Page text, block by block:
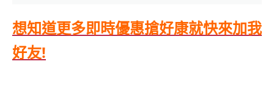
想知道更多即時優惠搶好康就快來加我
好友!